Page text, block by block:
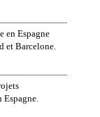
en Espagne
et Barcelone.